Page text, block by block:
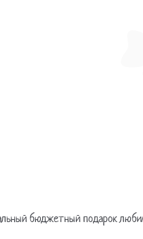
бюджетный подарок